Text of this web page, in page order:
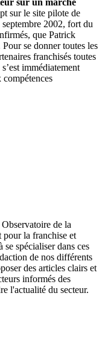
sur un marché
sur le site pilote de
septembre 2002, fort du
que Patrick
se donner toutes les
franchisés toutes
immédiatement
compétences
de la
pour la franchise et
spécialiser dans ces
de nos différents
des articles clairs et
informés des
l'actualité du secteur.